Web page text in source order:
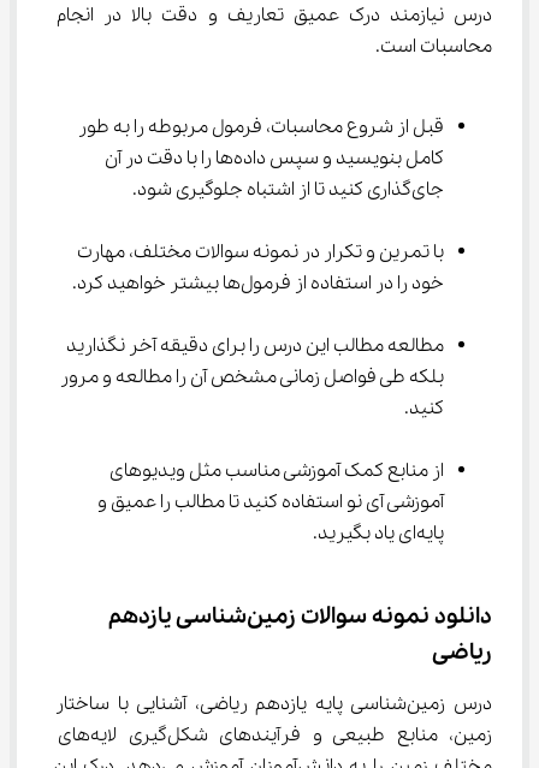
درس نیازمند درک عمیق تعاریف و دقت بالا در انجام
محاسبات است.
قبل از شروع محاسبات، فرمول مربوطه را به طور
کامل بنویسید و سپس داده‌ها را با دقت در آن
جای‌گذاری کنید تا از اشتباه جلوگیری شود.
با تمرین و تکرار در نمونه سوالات مختلف، مهارت
خود را در استفاده از فرمول‌ها بیشتر خواهید کرد.
مطالعه مطالب این درس را برای دقیقه آخر نگذارید
بلکه طی فواصل زمانی مشخص آن را مطالعه و مرور
کنید.
از منابع کمک آموزشی مناسب مثل ویدیوهای
آموزشی آی نو استفاده کنید تا مطالب را عمیق و
پایه‌ای یاد بگیرید.
دانلود نمونه سوالات زمین‌شناسی یازدهم
ریاضی
درس زمین‌شناسی پایه یازدهم ریاضی، آشنایی با ساختار
زمین، منابع طبیعی و فرآیندهای شکل‌گیری لایه‌های